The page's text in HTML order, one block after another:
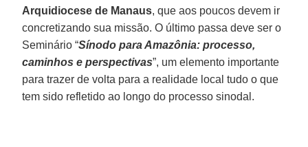
Arquidiocese de Manaus, que aos poucos devem ir
concretizando sua missão. O último passa deve ser o
Seminário “Sínodo para Amazônia: processo,
caminhos e perspectivas”, um elemento importante
para trazer de volta para a realidade local tudo o que
tem sido refletido ao longo do processo sinodal.